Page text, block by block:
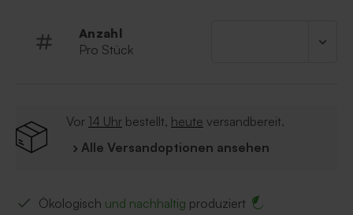
zusammengesetzt werden.
Anzahl
Pro Stück
Vor 14 Uhr bestellt, heute versandbereit.
› Alle Versandoptionen ansehen
Ökologisch und nachhaltig produziert